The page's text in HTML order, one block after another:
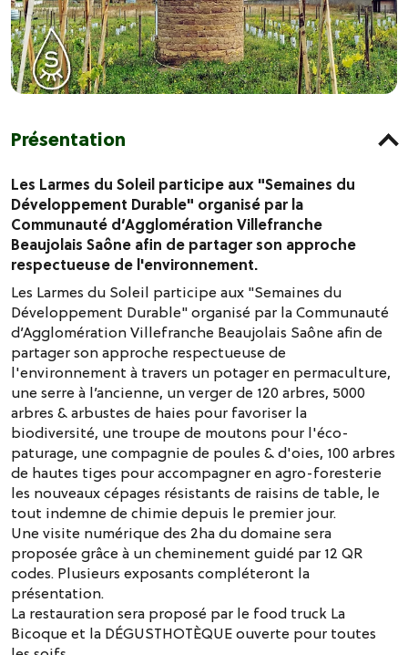
Présentation
Les Larmes du Soleil participe aux "Semaines du
Développement Durable" organisé par la
Communauté d’Agglomération Villefranche
Beaujolais Saône afin de partager son approche
respectueuse de l'environnement.
Les Larmes du Soleil participe aux "Semaines du
Développement Durable" organisé par la Communauté
d’Agglomération Villefranche Beaujolais Saône afin de
partager son approche respectueuse de
l'environnement à travers un potager en permaculture,
une serre à l’ancienne, un verger de 120 arbres, 5000
arbres & arbustes de haies pour favoriser la
biodiversité, une troupe de moutons pour l'éco-
paturage, une compagnie de poules & d'oies, 100 arbres
de hautes tiges pour accompagner en agro-foresterie
les nouveaux cépages résistants de raisins de table, le
tout indemne de chimie depuis le premier jour.
​​Une visite numérique des 2ha du domaine sera
proposée grâce à un cheminement guidé par 12 QR
codes. Plusieurs exposants compléteront la
présentation.
​La restauration sera proposé par le food truck La
Bicoque et la DÉGUSTHOTÈQUE ouverte pour toutes